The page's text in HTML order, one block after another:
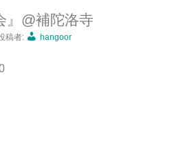
』@補陀洛寺
稿者: hangoor